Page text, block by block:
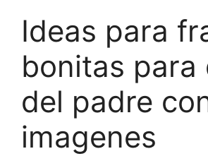
Ideas para
bonitas para
del padre
imagenes